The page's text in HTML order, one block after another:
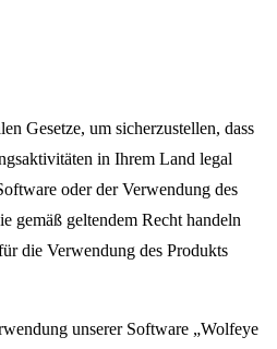
Gesetze, um sicherzustellen, dass
in Ihrem Land legal
oder der Verwendung des
gemäß geltendem Recht handeln
die Verwendung des Produkts
unserer Software „Wolfeye